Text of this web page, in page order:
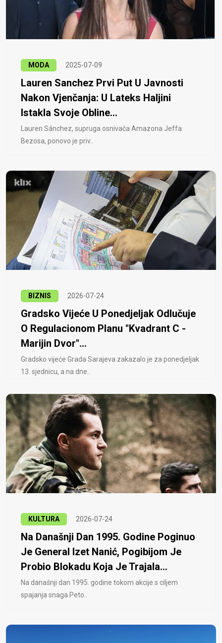
MODA 2025-07-09
Lauren Sanchez Prvi Put U Javnosti
Nakon Vjenčanja: U Lateks Haljini
Istakla Svoje Obline...
Lauren Sánchez, supruga osnivača Amazona Jeffa
Bezosa, ponovo je priv..
BIZNIS 2026-07-24
Gradsko Vijeće U Ponedjeljak Odlučuje
O Regulacionom Planu "Kvadrant C -
Marijin Dvor"...
Gradsko vijeće Grada Sarajeva zakazalo je za ponedjeljak
13. sjednicu, a na dne..
KULTURA 2026-07-24
Na Današnji Dan 1995. Godine Poginuo
Je General Izet Nanić, Pogibijom Je
Probio Blokadu Koja Je Trajala...
Na današnji dan 1995. godine tokom akcije s ciljem
spajanja snaga Peto..